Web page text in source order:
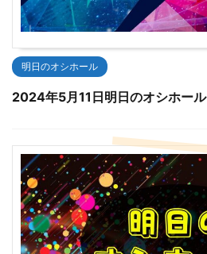
明日のオシホール
2024年5月11日明日のオシホール